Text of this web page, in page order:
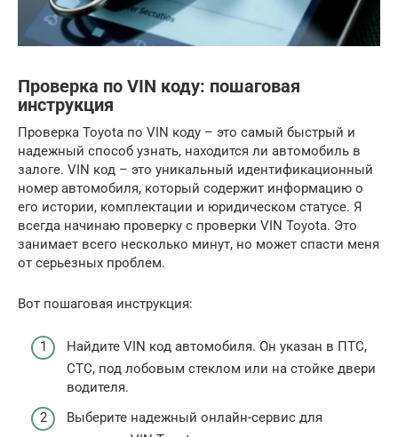
Проверка по VIN коду: пошаговая
инструкция
Проверка Toyota по VIN коду – это самый быстрый и
надежный способ узнать, находится ли автомобиль в
залоге. VIN код – это уникальный идентификационный
номер автомобиля, который содержит информацию о
его истории, комплектации и юридическом статусе. Я
всегда начинаю проверку с проверки VIN Toyota. Это
занимает всего несколько минут, но может спасти меня
от серьезных проблем.
Вот пошаговая инструкция:
Найдите VIN код автомобиля. Он указан в ПТС,
СТС, под лобовым стеклом или на стойке двери
водителя.
Выберите надежный онлайн-сервис для